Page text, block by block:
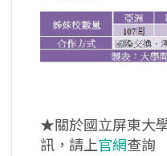
★關於國立屏東大
訊，請上官網查詢